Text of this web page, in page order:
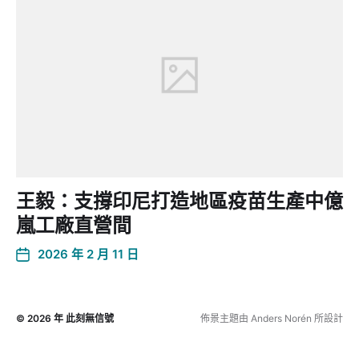
王毅：支撐印尼打造地區疫苗生產中億
嵐工廠直營間
2026 年 2 月 11 日
© 2026 年 此刻無信號 佈景主題由 Anders Norén 所設計